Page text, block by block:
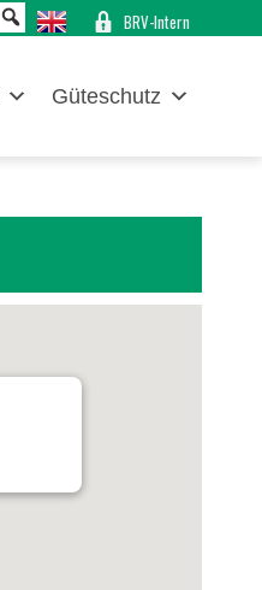
BRV-Intern
Güteschutz